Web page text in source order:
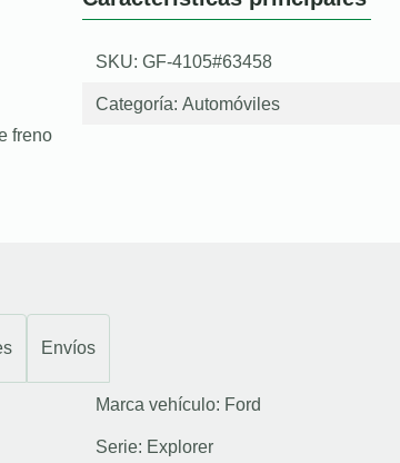
freno
SKU: GF-4105#63458
Categoría: Automóviles
Envíos
Marca vehículo: Ford
Serie: Explorer